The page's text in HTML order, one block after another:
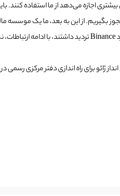
اجازه می‌دهد از ما استفاده کنند.
بگیریم. از این به بعد، ما یک موسسه
ژائو برای راه اندازی دفتر مرکزی